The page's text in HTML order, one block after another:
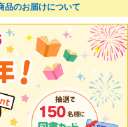
品のお届けについて